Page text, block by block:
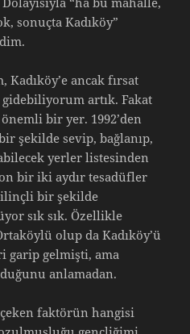
sonuçta Kadıköy”
ancak fırsat
gidebiliyorum artık. Fakat
bir yer. 1992’den
şekilde sevip, bağlanıp,
yerler listesinden
bir iki aydır tesadüfler
bir şekilde
sık sık. Özellikle
olup da Kadıköy’ü
garip gelmişti, ama
anlamadan.
faktörün hangisi